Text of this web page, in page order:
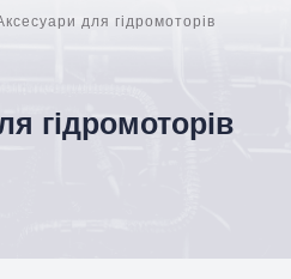
для гідромоторів
гідромоторів